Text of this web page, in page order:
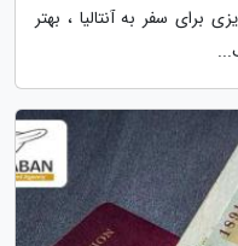
سفر به آنتالیا ، بهتر